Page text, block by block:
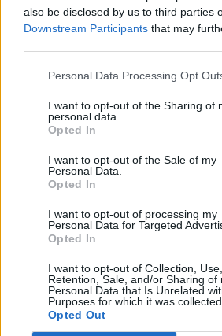
also be disclosed by us to third parties
Downstream Participants that may
Personal Data Processing Opt
I want to opt-out of the Sharing of
personal data.
Opted In
I want to opt-out of the Sale of my
Personal Data.
Opted In
I want to opt-out of processing my
Personal Data for Targeted
Opted In
I want to opt-out of Collection, Use,
Retention, Sale, and/or Sharing of
Personal Data that Is Unrelated
Purposes for which it was collected.
Opted Out
Viihdeuutiset
Woodstockin
rahoittajat oikeuteen
sabotaasista